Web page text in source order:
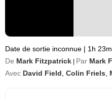
Date de sortie inconnue | 1h
De Mark Fitzpatrick Par Mark
Avec David Field Colin Friels